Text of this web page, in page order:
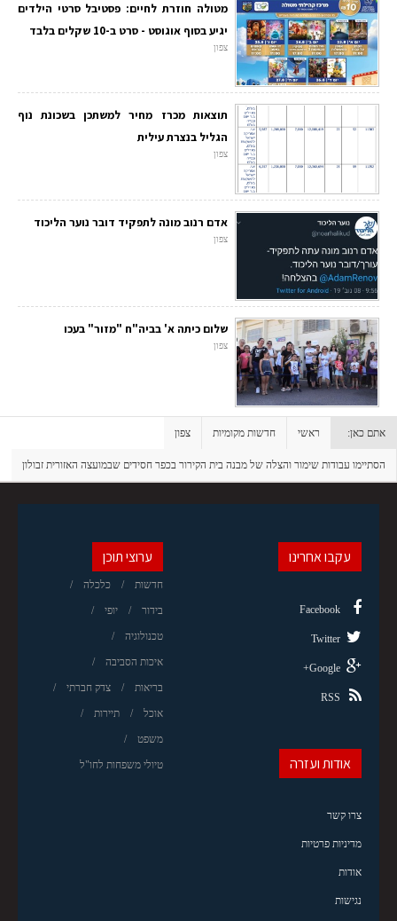
מטולה חוזרת לחיים: פסטיבל סרטי הילדים
יגיע בסוף אוגוסט - סרט ב-10 שקלים בלבד
צפון
תוצאות מכרז מחיר למשתכן בשכונת נוף
הגליל בנצרת עילית
צפון
אדם רנוב מונה לתפקיד דובר נוער הליכוד
צפון
שלום כיתה א' בביה"ח "מזור" בעכו
צפון
אתם כאן: ראשי חדשות מקומיות צפון
הסתיימו עבודות שימור והצלה של מבנה בית הקירור בכפר חסידים שבמועצה האזורית זבולון
ערוצי תוכן
חדשות כלכלה
בידור יופי
טכנולוגיה
איכות הסביבה
בריאות צדק חברתי
אוכל תיירות
משפט
טיולי משפחות לחו"ל
עקבו אחרינו
Facebook
Twitter
Google+
RSS
אודות ועזרה
צרו קשר
מדיניות פרטיות
אודות
נגישות